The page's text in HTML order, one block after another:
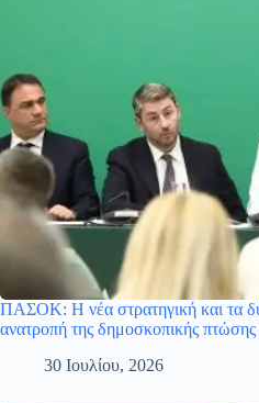
ΠΑΣΟΚ: Η νέα στρατηγική και τα
ανατροπή της δημοσκοπικής πτώσης
30 Ιουλίου, 2026